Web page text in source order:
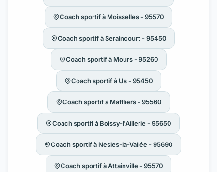
Coach sportif à Moisselles - 95570
Coach sportif à Seraincourt - 95450
Coach sportif à Mours - 95260
Coach sportif à Us - 95450
Coach sportif à Maffliers - 95560
Coach sportif à Boissy-l'Aillerie - 95650
Coach sportif à Nesles-la-Vallée - 95690
Coach sportif à Attainville - 95570